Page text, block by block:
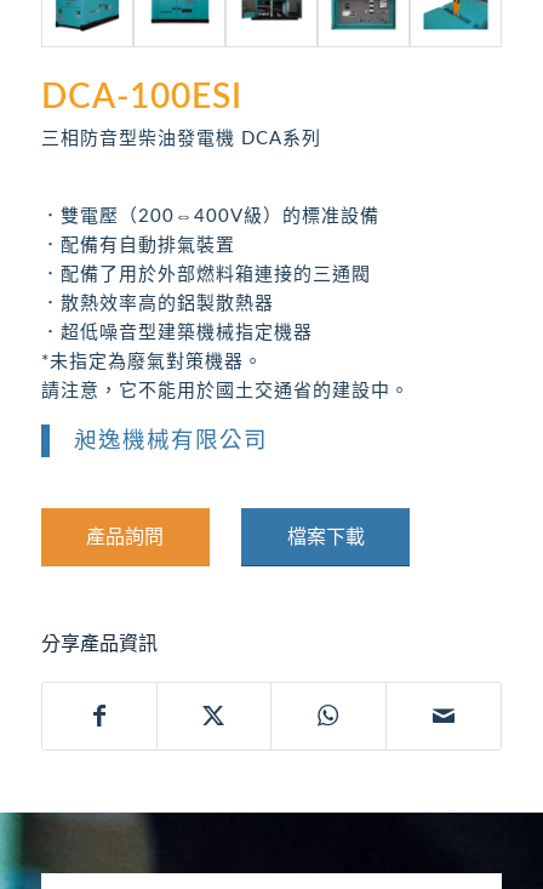
DCA-100ESI
三相防音型柴油發電機 DCA系列
．雙電壓（200⇔400V級）的標准設備
．配備有自動排氣裝置
．配備了用於外部燃料箱連接的三通閥
．散熱效率高的鋁製散熱器
．超低噪音型建築機械指定機器
*未指定為廢氣對策機器。
請注意，它不能用於國土交通省的建設中。
昶逸機械有限公司
產品詢問 檔案下載
分享產品資訊